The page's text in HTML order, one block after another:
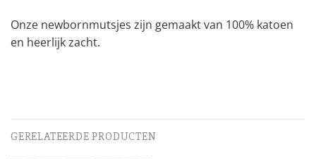
Onze newbornmutsjes zijn gemaakt van 100% katoen
en heerlijk zacht.
GERELATEERDE PRODUCTEN